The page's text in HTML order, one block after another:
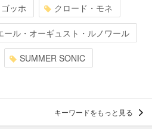
ッホ クロード・モネ
ール・オーギュスト・ルノワール
SUMMER SONIC
キーワードをもっと見る